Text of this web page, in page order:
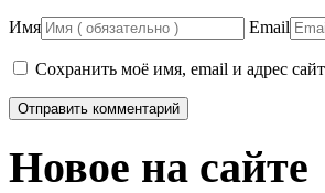
Имя Email
Сохранить моё имя, email и адрес
Новое на сайте